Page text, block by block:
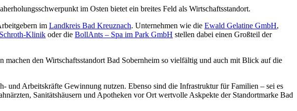
im Osten bietet ein breites Feld als Wirtschaftsstandort.
im Landkreis Bad Kreuznach. Unternehmen wie die Ewald Gelatine GmbH,
Klinik oder die BollAnts – Spa im Park GmbH stellen dabei einen Großteil der
den Wirtschaftsstandort Bad Sobernheim so vielfältig und auch mit Blick auf die
und Arbeitskräfte Gewinnung nutzen. Ebenso sind die Infrastruktur für Familien – sei es
Sanitätshäusern und Apotheken vor Ort wertvolle Askpekte der Standortmarke Bad